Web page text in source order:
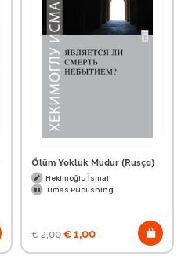
Ölüm Yokluk Mudur (Rusça)
Hekimoğlu İsmail
Timas Publishing
€2,00€1,00